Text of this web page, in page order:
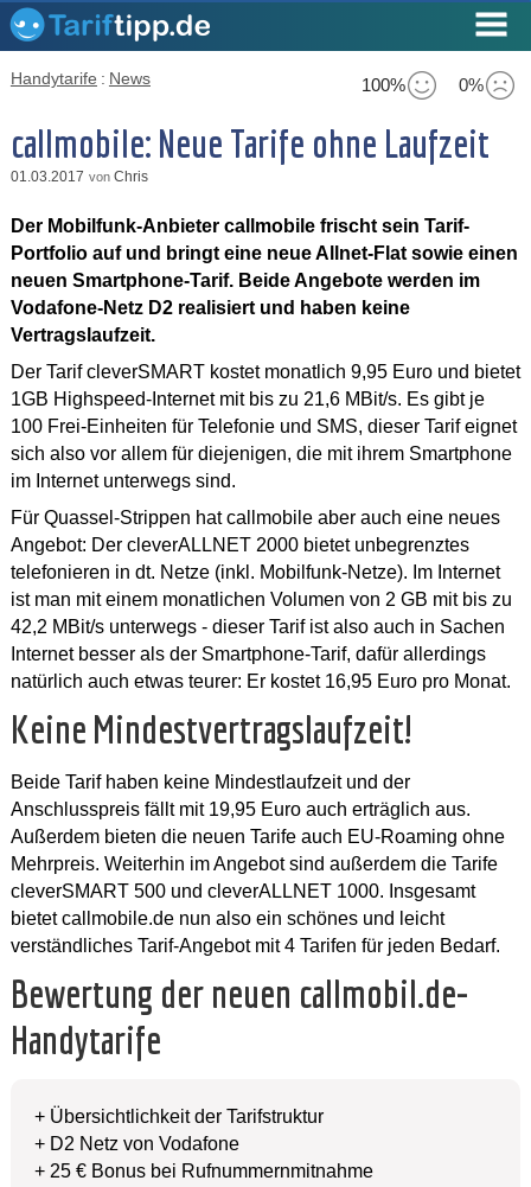
100% 0%
Handytarife : News
callmobile: Neue Tarife ohne Laufzeit
01.03.2017 von Chris
Der Mobilfunk-Anbieter callmobile frischt sein Tarif-
Portfolio auf und bringt eine neue Allnet-Flat sowie einen
neuen Smartphone-Tarif. Beide Angebote werden im
Vodafone-Netz D2 realisiert und haben keine
Vertragslaufzeit.
Der Tarif cleverSMART kostet monatlich 9,95 Euro und bietet
1GB Highspeed-Internet mit bis zu 21,6 MBit/s. Es gibt je
100 Frei-Einheiten für Telefonie und SMS, dieser Tarif eignet
sich also vor allem für diejenigen, die mit ihrem Smartphone
im Internet unterwegs sind.
Für Quassel-Strippen hat callmobile aber auch eine neues
Angebot: Der cleverALLNET 2000 bietet unbegrenztes
telefonieren in dt. Netze (inkl. Mobilfunk-Netze). Im Internet
ist man mit einem monatlichen Volumen von 2 GB mit bis zu
42,2 MBit/s unterwegs - dieser Tarif ist also auch in Sachen
Internet besser als der Smartphone-Tarif, dafür allerdings
natürlich auch etwas teurer: Er kostet 16,95 Euro pro Monat.
Keine Mindestvertragslaufzeit!
Beide Tarif haben keine Mindestlaufzeit und der
Anschlusspreis fällt mit 19,95 Euro auch erträglich aus.
Außerdem bieten die neuen Tarife auch EU-Roaming ohne
Mehrpreis. Weiterhin im Angebot sind außerdem die Tarife
cleverSMART 500 und cleverALLNET 1000. Insgesamt
bietet callmobile.de nun also ein schönes und leicht
verständliches Tarif-Angebot mit 4 Tarifen für jeden Bedarf.
Bewertung der neuen callmobil.de-
Handytarife
+ Übersichtlichkeit der Tarifstruktur
+ D2 Netz von Vodafone
+ 25 € Bonus bei Rufnummernmitnahme